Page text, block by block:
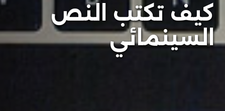
كيف تكتب النص
السينمائي